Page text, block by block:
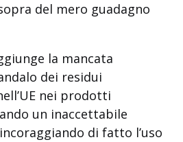
del mero guadagno
la mancata
dei residui
nei prodotti
un inaccettabile
di fatto l’uso